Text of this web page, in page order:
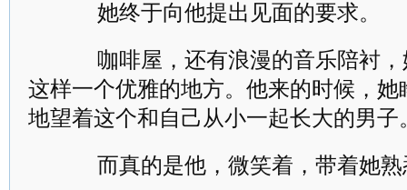
她终于向他提出见面的要求。
咖啡屋，还有浪漫的音乐陪衬，
这样一个优雅的地方。他来的时候，
地望着这个和自己从小一起长大的男子
而真的是他，微笑着，带着她熟